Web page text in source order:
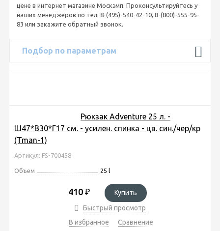
цене в интернет магазине Москэмп. Проконсультируйтесь у
наших менеджеров по тел: 8-(495)-540-42-10, 8-(800)-555-95-
83 или закажите обратный звонок.
Подбор по параметрам
Рюкзак Adventure 25 л. -
Ш47*В30*Г17 см. - усилен. спинка - цв. син./чер/кр
(Tman-1)
Артикул: FS-700458
Объем 25 l
410 ₽
Купить
Быстрый просмотр
В избранное
Сравнение